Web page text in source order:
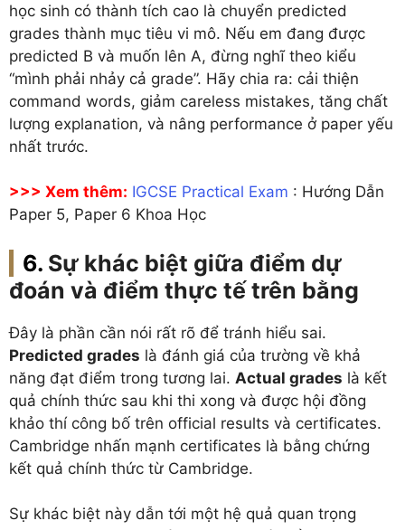
học sinh có thành tích cao là chuyển predicted
grades thành mục tiêu vi mô. Nếu em đang được
predicted B và muốn lên A, đừng nghĩ theo kiểu
“mình phải nhảy cả grade”. Hãy chia ra: cải thiện
command words, giảm careless mistakes, tăng chất
lượng explanation, và nâng performance ở paper yếu
nhất trước.
>>> Xem thêm: IGCSE Practical Exam : Hướng Dẫn
Paper 5, Paper 6 Khoa Học
Sự khác biệt giữa điểm dự
đoán và điểm thực tế trên bằng
Đây là phần cần nói rất rõ để tránh hiểu sai.
Predicted grades là đánh giá của trường về khả
năng đạt điểm trong tương lai. Actual grades là kết
quả chính thức sau khi thi xong và được hội đồng
khảo thí công bố trên official results và certificates.
Cambridge nhấn mạnh certificates là bằng chứng
kết quả chính thức từ Cambridge.
Sự khác biệt này dẫn tới một hệ quả quan trọng